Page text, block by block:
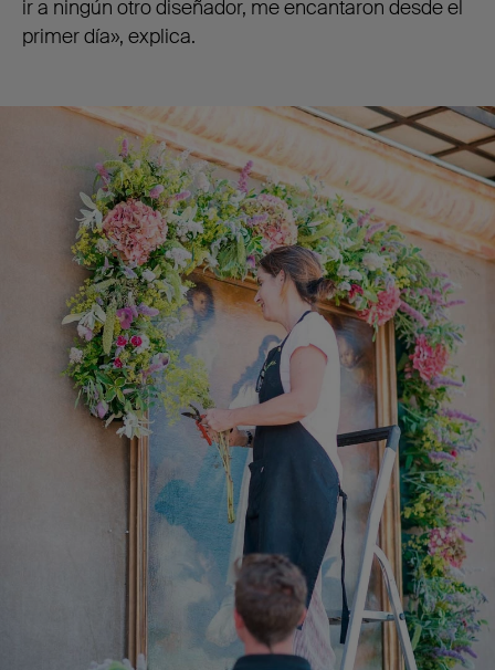
ir a ningún otro diseñador, me encantaron desde el
primer día», explica.